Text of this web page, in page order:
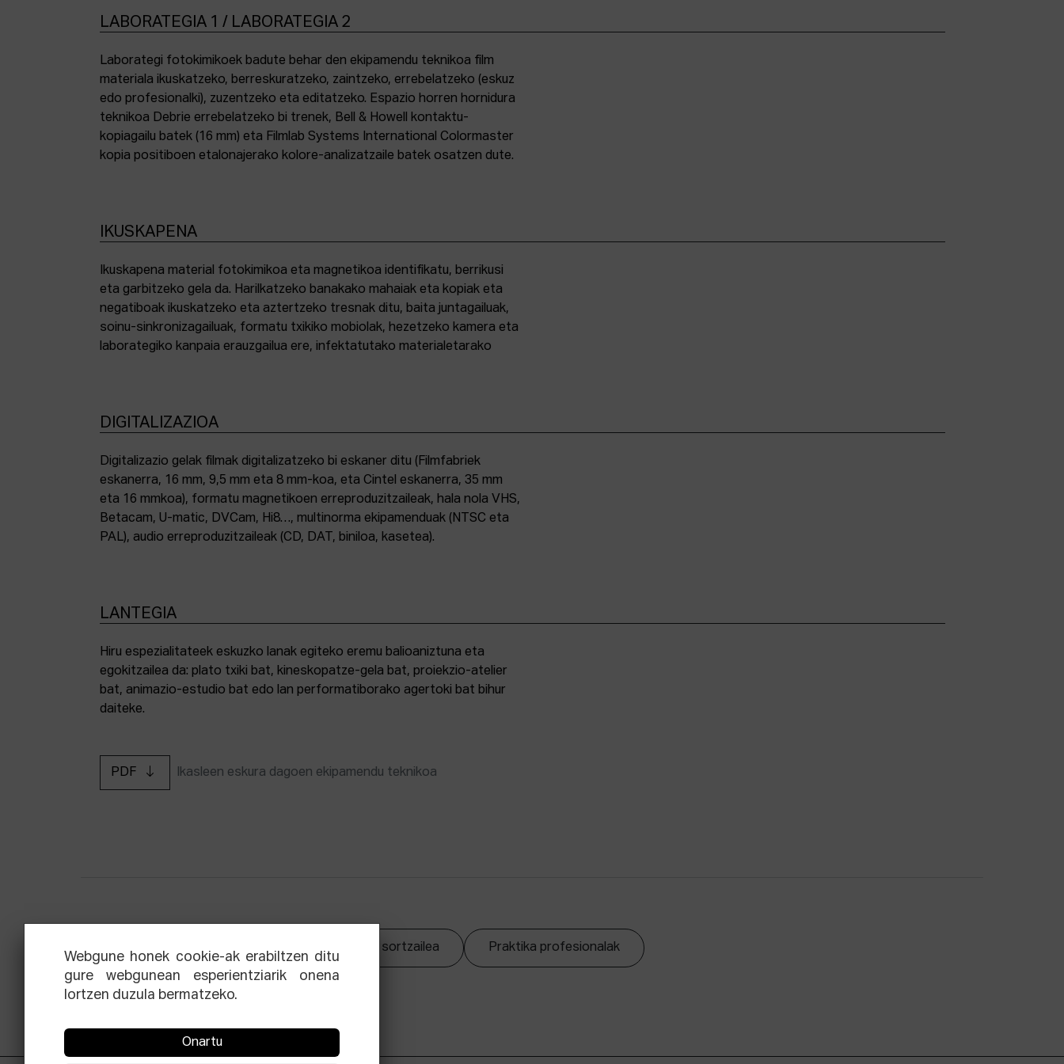
LABORATEGIA 1 / LABORATEGIA 2
Laborategi fotokimikoek badute behar den ekipamendu teknikoa film
materiala ikuskatzeko, berreskuratzeko, zaintzeko, errebelatzeko (eskuz
edo profesionalki), zuzentzeko eta editatzeko. Espazio horren hornidura
teknikoa Debrie errebelatzeko bi trenek, Bell & Howell kontaktu-
kopiagailu batek (16 mm) eta Filmlab Systems International Colormaster
kopia positiboen etalonajerako kolore-analizatzaile batek osatzen dute.
IKUSKAPENA
Ikuskapena material fotokimikoa eta magnetikoa identifikatu, berrikusi
eta garbitzeko gela da. Harilkatzeko banakako mahaiak eta kopiak eta
negatiboak ikuskatzeko eta aztertzeko tresnak ditu, baita juntagailuak,
soinu-sinkronizagailuak, formatu txikiko mobiolak, hezetzeko kamera eta
laborategiko kanpaia erauzgailua ere, infektatutako materialetarako
DIGITALIZAZIOA
Digitalizazio gelak filmak digitalizatzeko bi eskaner ditu (Filmfabriek
eskanerra, 16 mm, 9,5 mm eta 8 mm-koa, eta Cintel eskanerra, 35 mm
eta 16 mmkoa), formatu magnetikoen erreproduzitzaileak, hala nola VHS,
Betacam, U-matic, DVCam, Hi8…, multinorma ekipamenduak (NTSC eta
PAL), audio erreproduzitzaileak (CD, DAT, biniloa, kasetea).
LANTEGIA
Hiru espezialitateek eskuzko lanak egiteko eremu balioaniztuna eta
egokitzailea da: plato txiki bat, kineskopatze-gela bat, proiekzio-atelier
bat, animazio-estudio bat edo lan performatiborako agertoki bat bihur
daiteke.
PDF Ikasleen eskura dagoen ekipamendu teknikoa
Ekoizpen sortzailea Praktika profesionalak
Webgune honek cookie-ak erabiltzen ditu
gure webgunean esperientziarik onena
lortzen duzula bermatzeko.
Onartu